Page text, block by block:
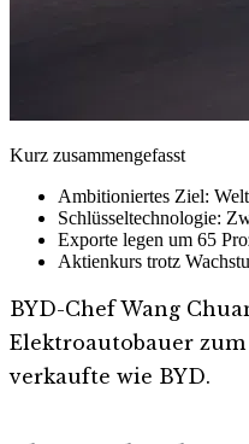
Kurz zusammengefasst
Ambitioniertes Ziel:
Schlüsseltechnologie:
Exporte legen um 65
Aktienkurs trotz
BYD-Chef Wang
Elektroautobauer
verkaufte wie BYD.